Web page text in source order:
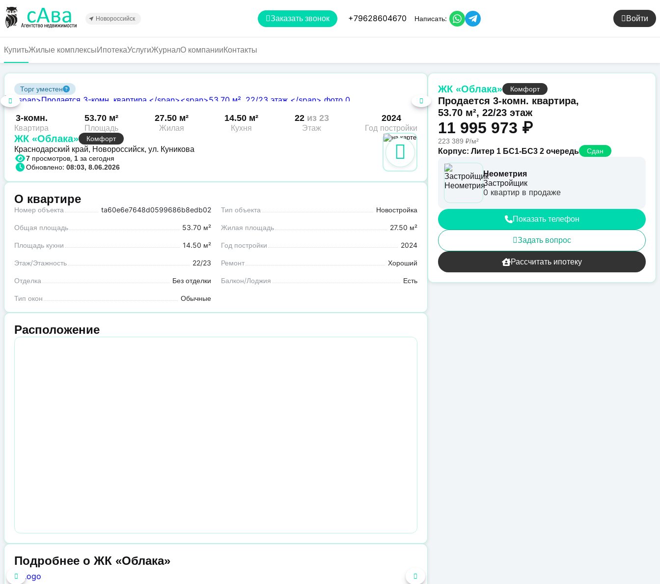
Перейти
основному
Новороссийск Заказать звонок +79628604670 Написать: Войти
КупитьЖилые комплексыИпотекаУслугиЖурналО компанииКонтакты
Торг уместен
3-комн.
Квартира
53.70 м²
Площадь
27.50 м²
Жилая
14.50 м²
Кухня
22 из 23
Этаж
2024
Год постройки
ЖК «Облака»
Комфорт
Краснодарский край, Новороссийск, ул. Куникова
7 просмотров, 1 за сегодня
Обновлено: 08:03, 8.06.2026
О квартире
Номер объекта ta60e6e7648d0599686b8edb02 Тип объекта Новостройка
Общая площадь 53.70 м² Жилая площадь 27.50 м²
Площадь кухни 14.50 м² Год постройки 2024
Этаж/Этажность 22/23 Ремонт Хороший
Отделка Без отделки Балкон/Лоджия Есть
Тип окон Обычные
Расположение
Подробнее о ЖК «Облака»
Продается 3-комн. квартира,
53.70 м², 22/23 этаж
11 995 973 ₽
223 389 ₽/м²
ЖК «Облака» Комфорт
Корпус: Литер 1 БС1-БС3 2 очередь Сдан
Неометрия
Застройщик
0 квартир в продаже
Показать телефон
Задать вопрос
Рассчитать ипотеку